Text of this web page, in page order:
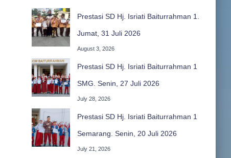
Prestasi SD Hj. Isriati Baiturrahman 1.
Jumat, 31 Juli 2026
August 3, 2026
Prestasi SD Hj. Isriati Baiturrahman 1
SMG. Senin, 27 Juli 2026
July 28, 2026
Prestasi SD Hj. Isriati Baiturrahman 1
Semarang. Senin, 20 Juli 2026
July 21, 2026